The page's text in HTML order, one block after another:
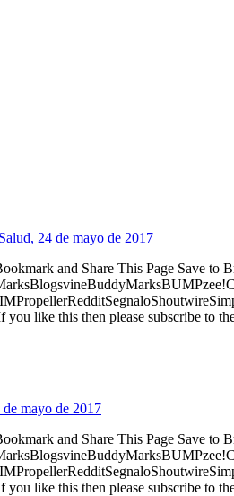
24 de mayo de 2017
and Share This Page Save to
like this then please subscribe to
mayo de 2017
and Share This Page Save to
like this then please subscribe to